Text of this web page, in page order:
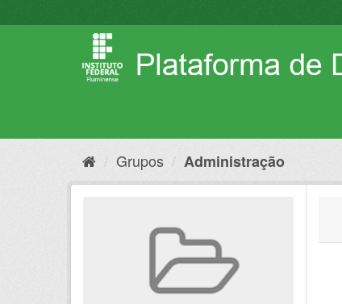
para
Grupos Administração